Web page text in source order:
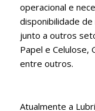
operacional e
disponibilidade
junto a outros
Papel e Celulose,
entre outros.
Atualmente a